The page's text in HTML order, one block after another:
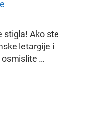
stigla! Ako ste
letargije i
osmislite …